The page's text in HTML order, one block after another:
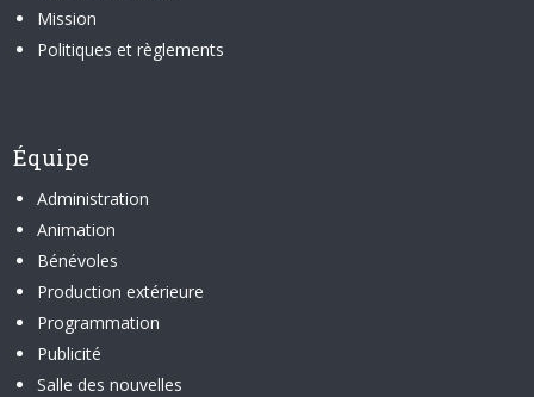
Mission
Politiques et règlements
Équipe
Administration
Animation
Bénévoles
Production extérieure
Programmation
Publicité
Salle des nouvelles